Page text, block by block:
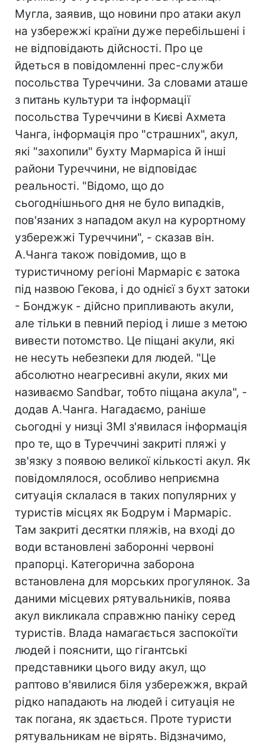
Мугла, заявив, що новини про атаки акул
на узбережжі країни дуже перебільшені і
не відповідають дійсності. Про це
йдеться в повідомленні прес-служби
посольства Туреччини. За словами аташе
з питань культури та інформації
посольства Туреччини в Києві Ахмета
Чанга, інформація про "страшних", акул,
які "захопили" бухту Мармаріса й інші
райони Туреччини, не відповідає
реальності. "Відомо, що до
сьогоднішнього дня не було випадків,
пов'язаних з нападом акул на курортному
узбережжі Туреччини", - сказав він.
А.Чанга також повідомив, що в
туристичному регіоні Мармаріс є затока
під назвою Гекова, і до однієї з бухт затоки
- Бонджук - дійсно припливають акули,
але тільки в певний період і лише з метою
вивести потомство. Це піщані акули, які
не несуть небезпеки для людей. "Це
абсолютно неагресивні акули, яких ми
називаємо Sandbar, тобто піщана акула", -
додав А.Чанга. Нагадаємо, раніше
сьогодні у низці ЗМІ з'явилася інформація
про те, що в Туреччині закриті пляжі у
зв'язку з появою великої кількості акул. Як
повідомлялося, особливо неприємна
ситуація склалася в таких популярних у
туристів місцях як Бодрум і Мармаріс.
Там закриті десятки пляжів, на вході до
води встановлені заборонні червоні
прапорці. Категорична заборона
встановлена для морських прогулянок. За
даними місцевих рятувальників, поява
акул викликала справжню паніку серед
туристів. Влада намагається заспокоїти
людей і пояснити, що гігантські
представники цього виду акул, що
раптово в'явилися біля узбережжя, вкрай
рідко нападають на людей і ситуація не
так погана, як здається. Проте туристи
рятувальникам не вірять. Відзначимо,